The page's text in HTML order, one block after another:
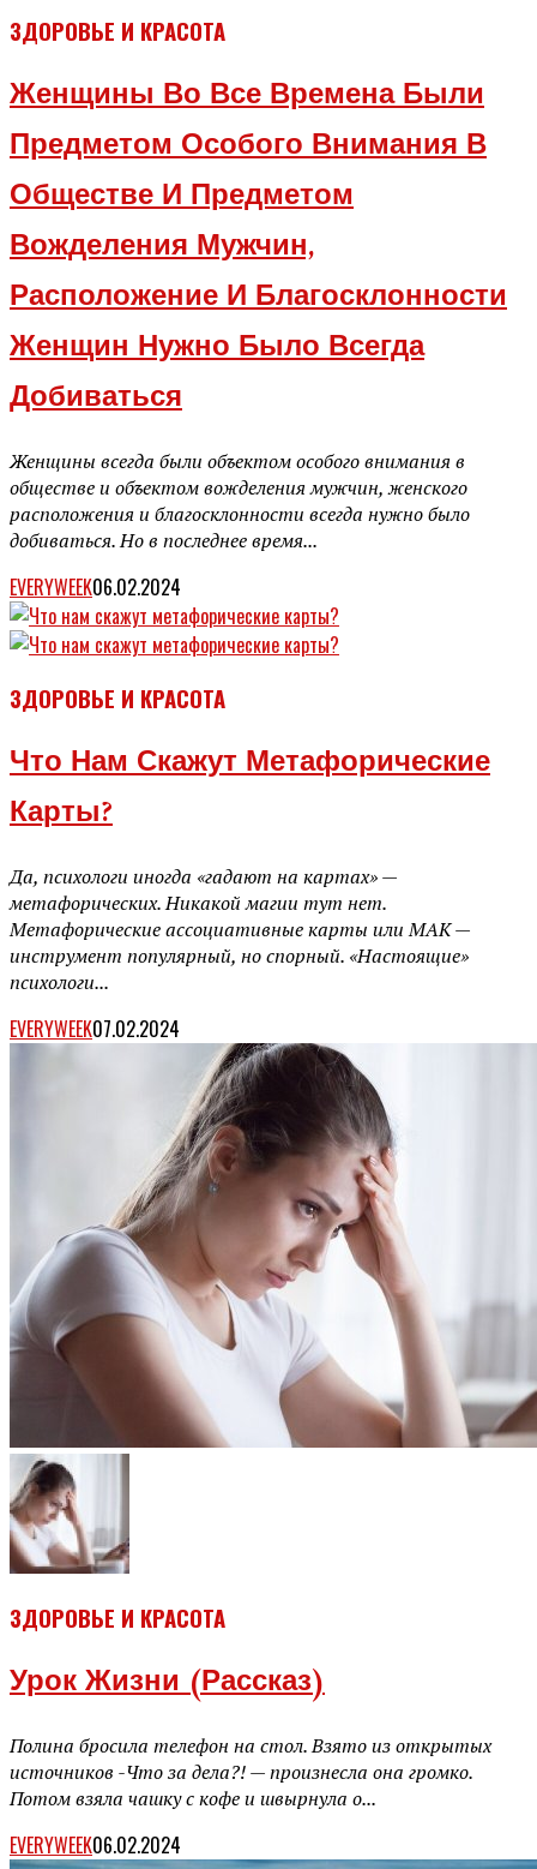
ЗДОРОВЬЕ И КРАСОТА
Женщины Во Все Времена Были
Предметом Особого Внимания В
Обществе И Предметом
Вожделения Мужчин,
Расположение И Благосклонности
Женщин Нужно Было Всегда
Добиваться
Женщины всегда были объектом особого внимания в
обществе и объектом вожделения мужчин, женского
расположения и благосклонности всегда нужно было
добиваться. Но в последнее время...
EVERYWEEK06.02.2024
ЗДОРОВЬЕ И КРАСОТА
Что Нам Скажут Метафорические
Карты?
Да, психологи иногда «гадают на картах» —
метафорических. Никакой магии тут нет.
Метафорические ассоциативные карты или МАК —
инструмент популярный, но спорный. «Настоящие»
психологи...
EVERYWEEK07.02.2024
ЗДОРОВЬЕ И КРАСОТА
Урок Жизни (рассказ)
Полина бросила телефон на стол. Взято из открытых
источников -Что за дела?! — произнесла она громко.
Потом взяла чашку с кофе и швырнула о...
EVERYWEEK06.02.2024